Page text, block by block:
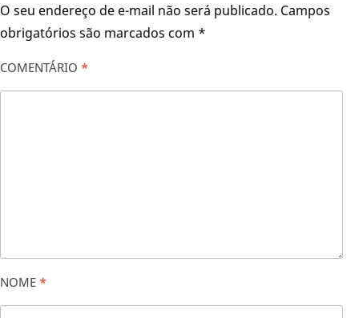
O seu endereço de e-mail não será publicado. Campos
obrigatórios são marcados com *
COMENTÁRIO *
NOME *